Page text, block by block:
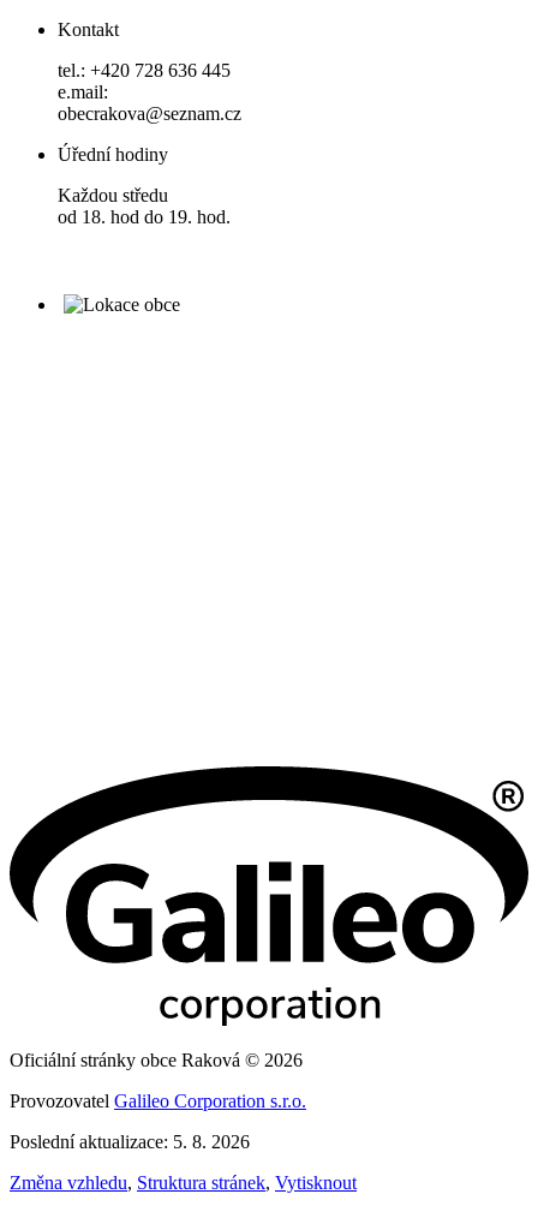
Kontakt
tel.: +420 728 636 445
e.mail:
obecrakova@seznam.cz
Úřední hodiny
Každou středu
od 18. hod do 19. hod.
Oficiální stránky obce Raková © 2026
Provozovatel Galileo Corporation s.r.o.
Poslední aktualizace: 5. 8. 2026
Změna vzhledu, Struktura stránek, Vytisknout